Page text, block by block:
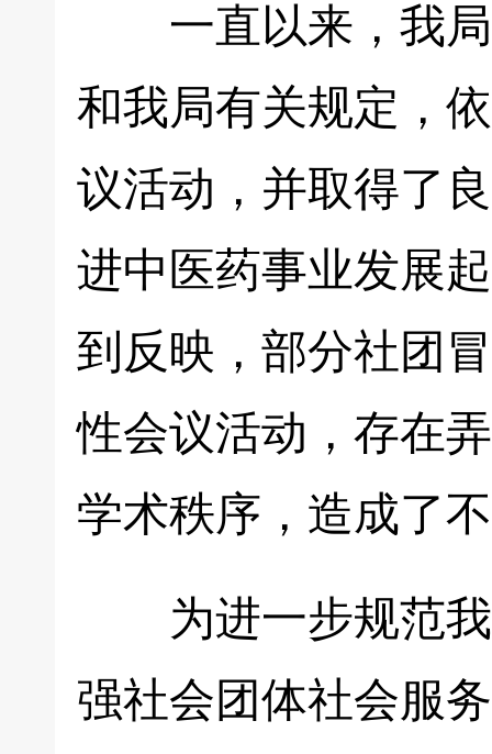
一直以来，我局
和我局有关规定，
议活动，并取得了
进中医药事业发展
到反映，部分社团
性会议活动，存在
学术秩序，造成了
为进一步规范我
强社会团体社会服